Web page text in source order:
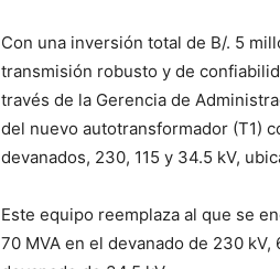
Con una inversión total de B/. 5
transmisión robusto y de
través de la Gerencia de
del nuevo autotransformador (T1)
devanados, 230, 115 y 34.5 kV,
Este equipo reemplaza al que se
70 MVA en el devanado de 230 kV,